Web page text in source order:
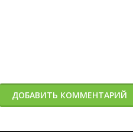
ДОБАВИТЬ КОММЕНТАРИЙ